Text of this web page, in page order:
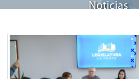
Noticias